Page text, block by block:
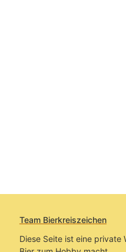
Team Bierkreiszeichen
Diese Seite ist eine private